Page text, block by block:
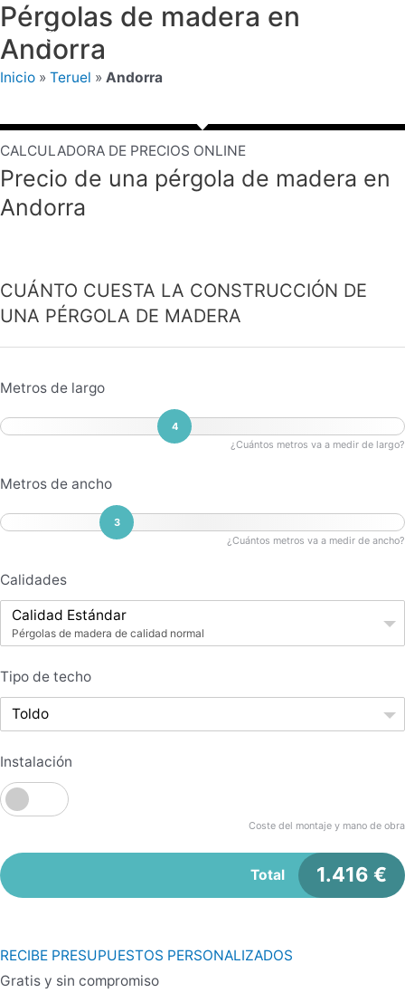
Ir
al
contenido
Pérgolas de Madera
Pérgolas de madera en
Andorra
Inicio » Teruel » Andorra
CALCULADORA DE PRECIOS ONLINE
Precio de una pérgola de madera en
Andorra
CUÁNTO CUESTA LA CONSTRUCCIÓN DE
UNA PÉRGOLA DE MADERA
Metros de largo
4
¿Cuántos metros va a medir de largo?
Metros de ancho
3
¿Cuántos metros va a medir de ancho?
Calidades
Calidad Estándar
Pérgolas de madera de calidad normal
Tipo de techo
Toldo
Instalación
Coste del montaje y mano de obra
Total 1.416 €
RECIBE PRESUPUESTOS PERSONALIZADOS
Gratis y sin compromiso